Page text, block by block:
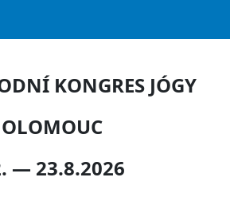
KONGRES JÓGY
OLOMOUC
— 23.8.2026